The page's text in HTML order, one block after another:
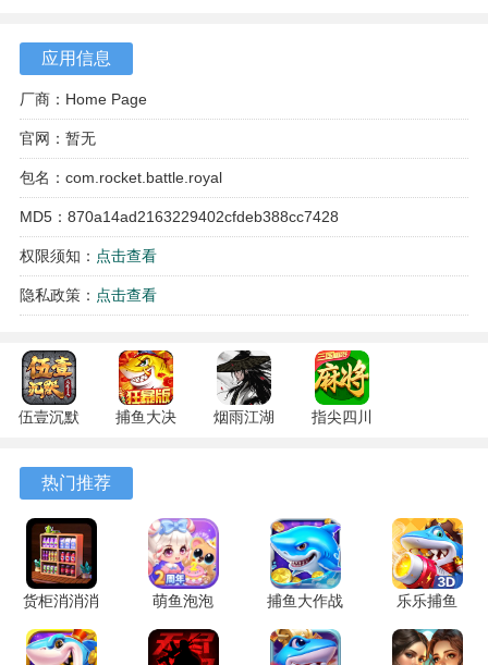
1、装备系统允许为英雄配置不同属性的武器和防具，这些装
备会直接影响攻击力、防御力和特殊抗性。
单位和释放技能的资源点数。
3、部分关卡设有中立建筑或可交互元素，占领或激活后能获
得临时性的战场支援。
4、战役模式包含主线剧情任务，完成特定目标可以解锁新的
英雄角色或稀有装备图纸。
应用信息
厂商：Home Page
官网：暂无
包名：com.rocket.battle.royal
MD5：870a14ad2163229402cfdeb388cc7428
权限须知： 点击查看
隐私政策： 点击查看
伍壹沉默
安卓版
捕鱼大决
122.7.291
烟雨江湖
指尖四川
热门推荐
货柜消消消
1.0.2 安卓
版
萌鱼泡泡
3.4.1.6 安
卓版
捕鱼大作战
1.5112 手
机版
乐乐捕鱼
9.2 安卓版